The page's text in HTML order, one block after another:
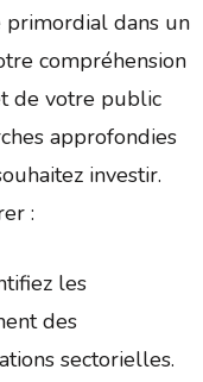
primordial dans un
compréhension
de votre public
approfondies
investir.
:
les
des
sectorielles.